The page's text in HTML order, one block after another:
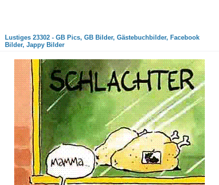
Lustiges 23302 - GB Pics, GB Bilder, Gästebuchbilder, Facebook
Bilder, Jappy Bilder